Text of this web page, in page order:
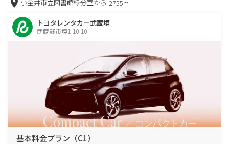
小金井市立図書館緑分室から 2755m
トヨタレンタカー武蔵境
武蔵野市境1-10-10
基本料金プラン（C1）